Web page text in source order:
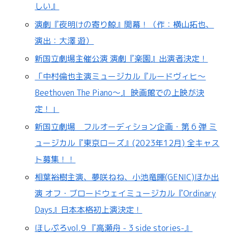
しい』
演劇『夜明けの寄り鯨』開幕！（作：横山拓也、
演出：大澤 遊）
新国立劇場主催公演 演劇『楽園』出演者決定！
「中村倫也主演ミュージカル『ルードヴィヒ～
Beethoven The Piano～』 映画館での上映が決
定！」
新国立劇場 フルオーディション企画・第 6 弾 ミ
ュージカル『東京ローズ』(2023年12月) 全キャス
ト募集！！
相葉裕樹主演、夢咲ねね、小池竜暉(GENIC)ほか出
演 オフ・ブロードウェイミュージカル『Ordinary
Days』日本本格初上演決定！
ほしぷろvol.9 『⾼瀬⾈ - 3 side stories-』